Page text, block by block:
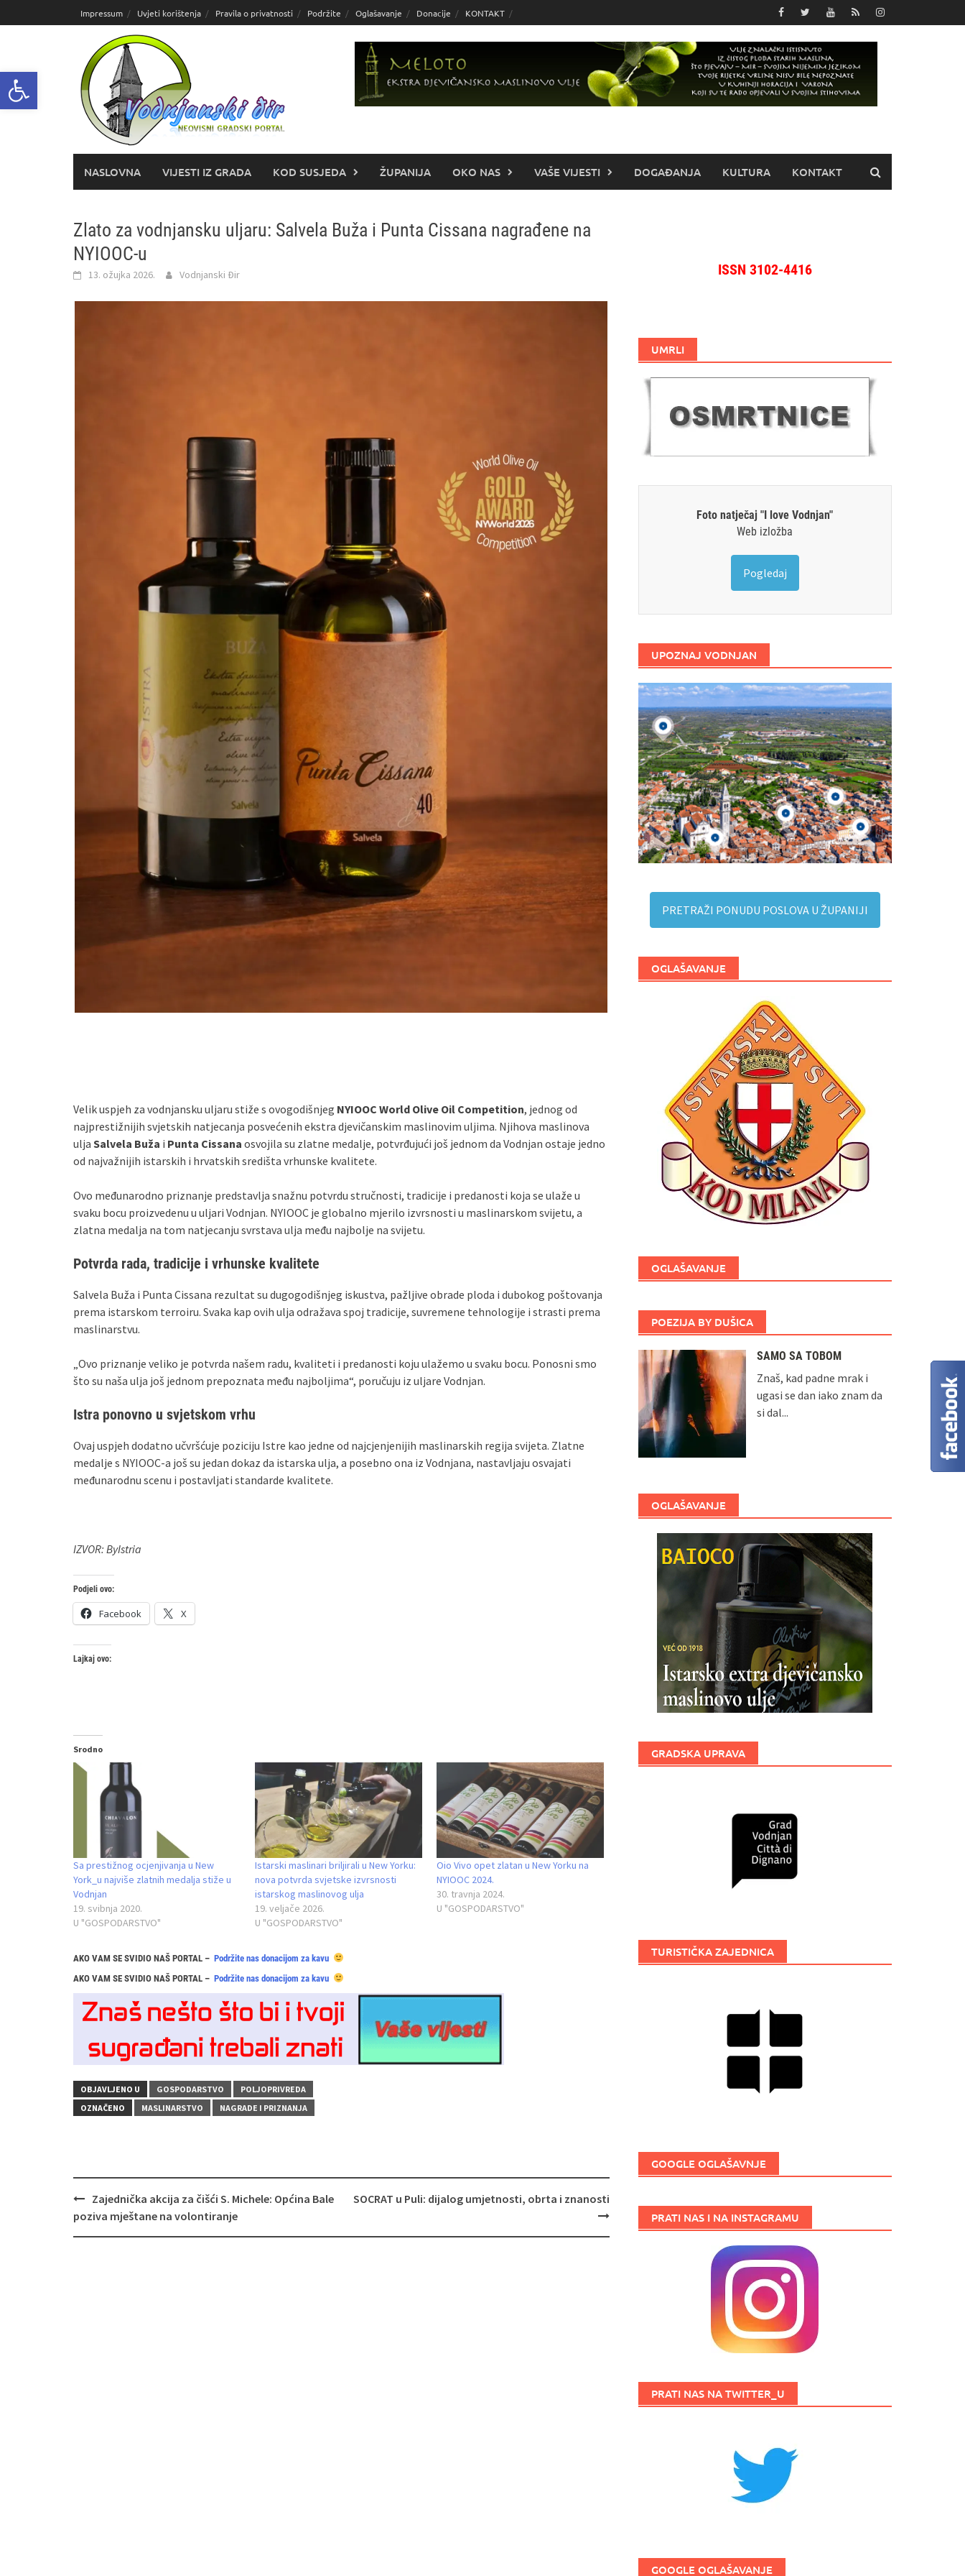
Open toolbar
do
Impressum Uvjeti korištenja Pravila o privatnosti Podržite Oglašavanje Donacije KONTAKT
NASLOVNA VIJESTI IZ GRADA KOD SUSJEDA ŽUPANIJA OKO NAS VAŠE VIJESTI DOGAĐANJA KULTURA KONTAKT
Zlato za vodnjansku uljaru: Salvela Buža i Punta Cissana nagrađene na
NYIOOC-u
13. ožujka 2026. Vodnjanski Đir
Velik uspjeh za vodnjansku uljaru stiže s ovogodišnjeg NYIOOC World Olive Oil Competition, jednog od
najprestižnijih svjetskih natjecanja posvećenih ekstra djevičanskim maslinovim uljima. Njihova maslinova
ulja Salvela Buža i Punta Cissana osvojila su zlatne medalje, potvrđujući još jednom da Vodnjan ostaje jedno
od najvažnijih istarskih i hrvatskih središta vrhunske kvalitete.
Ovo međunarodno priznanje predstavlja snažnu potvrdu stručnosti, tradicije i predanosti koja se ulaže u
svaku bocu proizvedenu u uljari Vodnjan. NYIOOC je globalno mjerilo izvrsnosti u maslinarskom svijetu, a
zlatna medalja na tom natjecanju svrstava ulja među najbolje na svijetu.
Potvrda rada, tradicije i vrhunske kvalitete
Salvela Buža i Punta Cissana rezultat su dugogodišnjeg iskustva, pažljive obrade ploda i dubokog poštovanja
prema istarskom terroiru. Svaka kap ovih ulja odražava spoj tradicije, suvremene tehnologije i strasti prema
maslinarstvu.
„Ovo priznanje veliko je potvrda našem radu, kvaliteti i predanosti koju ulažemo u svaku bocu. Ponosni smo
što su naša ulja još jednom prepoznata među najboljima“, poručuju iz uljare Vodnjan.
Istra ponovno u svjetskom vrhu
Ovaj uspjeh dodatno učvršćuje poziciju Istre kao jedne od najcjenjenijih maslinarskih regija svijeta. Zlatne
medalje s NYIOOC-a još su jedan dokaz da istarska ulja, a posebno ona iz Vodnjana, nastavljaju osvajati
međunarodnu scenu i postavljati standarde kvalitete.
IZVOR: ByIstria
Podjeli ovo:
Facebook X
Lajkaj ovo:
Srodno
Sa prestižnog ocjenjivanja u New
York_u najviše zlatnih medalja stiže u
Vodnjan
19. svibnja 2020.
U "GOSPODARSTVO"
Istarski maslinari briljirali u New Yorku:
nova potvrda svjetske izvrsnosti
istarskog maslinovog ulja
19. veljače 2026.
U "GOSPODARSTVO"
Oio Vivo opet zlatan u New Yorku na
NYIOOC 2024.
30. travnja 2024.
U "GOSPODARSTVO"
AKO VAM SE SVIDIO NAŠ PORTAL – Podržite nas donacijom za kavu
AKO VAM SE SVIDIO NAŠ PORTAL – Podržite nas donacijom za kavu
OBJAVLJENO U GOSPODARSTVO
POLJOPRIVREDA
OZNAČENO
MASLINARSTVO NAGRADE I PRIZNANJA
Navigacija
objava
Zajednička akcija za čišći S. Michele: Općina Bale
poziva mještane na volontiranje
SOCRAT u Puli: dijalog umjetnosti, obrta i znanosti
ISSN 3102-4416
UMRLI
Foto natječaj "I love Vodnjan"
Web izložba
Pogledaj
UPOZNAJ VODNJAN
PRETRAŽI PONUDU POSLOVA U ŽUPANIJI
OGLAŠAVANJE
OGLAŠAVANJE
POEZIJA BY DUŠICA
SAMO SA TOBOM
Znaš, kad padne mrak i
ugasi se dan iako znam da
si dal...
OGLAŠAVANJE
GRADSKA UPRAVA
TURISTIČKA ZAJEDNICA
GOOGLE OGLAŠAVNJE
PRATI NAS I NA INSTAGRAMU
PRATI NAS NA TWITTER_U
GOOGLE OGLAŠAVANJE